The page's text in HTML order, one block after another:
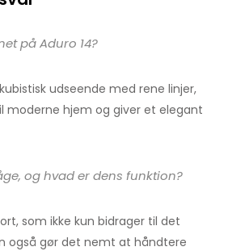
på Aduro 14?
udseende med rene linjer,
moderne hjem og giver et elegant
og hvad er dens funktion?
som ikke kun bidrager til det
også gør det nemt at håndtere